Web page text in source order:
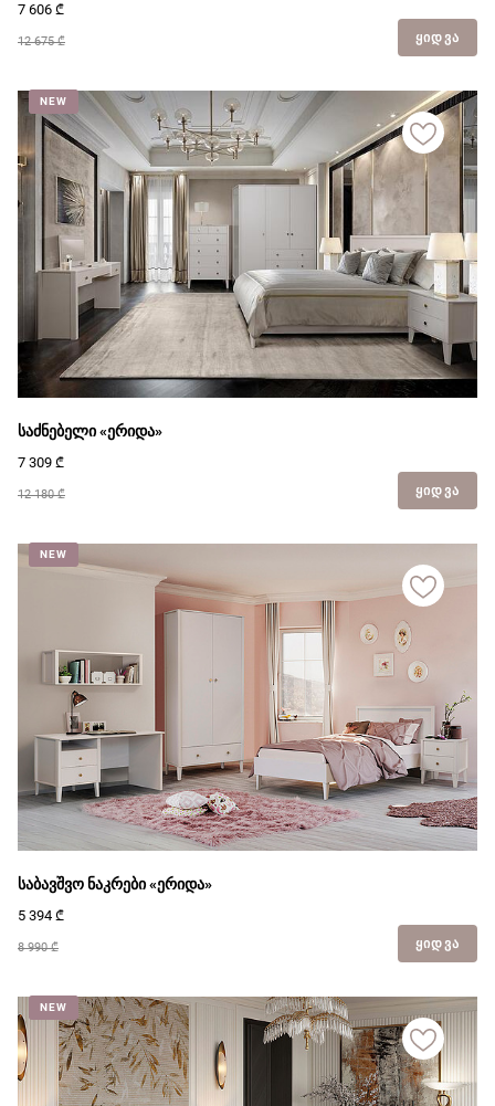
12 675 ₾
7 606 ₾
ᲧᲘᲓᲕᲐ
NEW
საძნებელი «ერიდა»
12 180 ₾
7 309 ₾
ᲧᲘᲓᲕᲐ
NEW
საბავშვო ნაკრები «ერიდა»
8 990 ₾
5 394 ₾
ᲧᲘᲓᲕᲐ
NEW